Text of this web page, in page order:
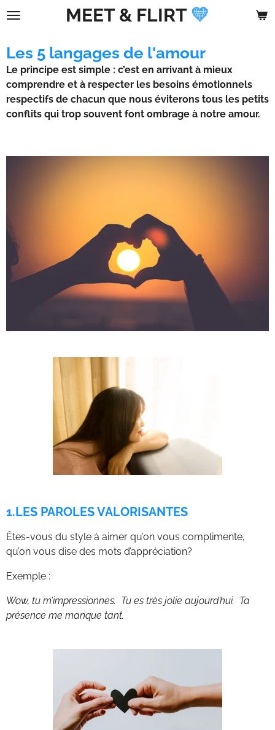
Passer
principal
MEET & FLIRT 💛
Les 5 langages de l'amour
Le principe est simple : c’est en arrivant à mieux
comprendre et à respecter les besoins émotionnels
respectifs de chacun que nous éviterons tous les petits
conflits qui trop souvent font ombrage à notre amour.
1.LES PAROLES VALORISANTES
Êtes-vous du style à aimer qu’on vous complimente,
qu’on vous dise des mots d’appréciation?
Exemple :
Wow, tu m’impressionnes. Tu es très jolie aujourd’hui. Ta
présence me manque tant.